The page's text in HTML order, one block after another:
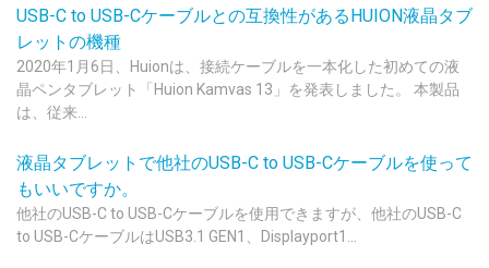
USB-C to USB-Cケーブルとの互換性があるHUION液晶タブ
レットの機種
2020年1月6日、Huionは、接続ケーブルを一本化した初めての液
晶ペンタブレット「Huion Kamvas 13」を発表しました。 本製品
は、従来...
液晶タブレットで他社のUSB-C to USB-Cケーブルを使って
もいいですか。
他社のUSB-C to USB-Cケーブルを使用できますが、他社のUSB-C
to USB-CケーブルはUSB3.1 GEN1、Displayport1...